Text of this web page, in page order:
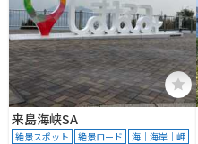
来島海峡SA
絶景スポット 絶景ロード
海｜海岸｜岬